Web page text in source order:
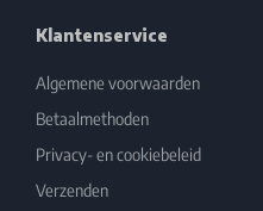
Klantenservice
Algemene voorwaarden
Betaalmethoden
Privacy- en cookiebeleid
Verzenden